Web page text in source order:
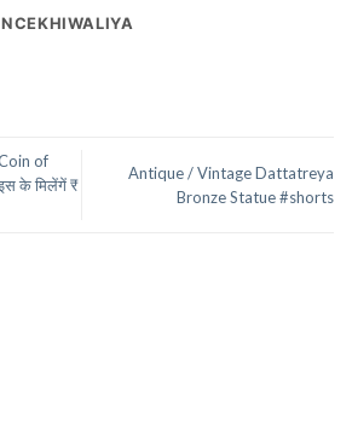
of
के मिलेंगें ₹
Antique / Vintage Dattatreya
Bronze Statue #shorts